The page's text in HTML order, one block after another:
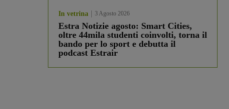
In vetrina 3 Agosto 2026
Estra Notizie agosto: Smart Cities,
oltre 44mila studenti coinvolti, torna il
bando per lo sport e debutta il
podcast Estrair